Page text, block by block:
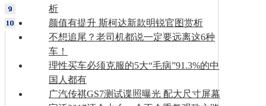
析
颜值有提升 斯柯达新款明锐官图赏析
不想追尾？老司机都说一定要远离这6种
车！
理性买车必须克服的5大“毛病”91.3%的中
国人都有
广汽传祺GS7测试谍照曝光 配大尺寸屏幕